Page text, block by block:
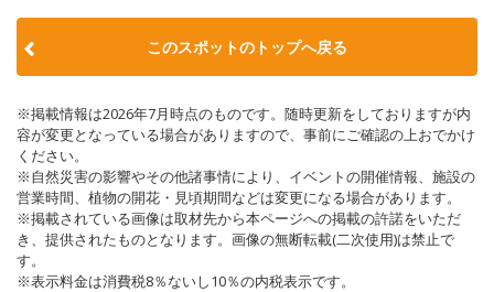
このスポットのトップへ戻る
※掲載情報は2026年7月時点のものです。随時更新をしておりますが内
容が変更となっている場合がありますので、事前にご確認の上おでかけ
ください。
※自然災害の影響やその他諸事情により、イベントの開催情報、施設の
営業時間、植物の開花・見頃期間などは変更になる場合があります。
※掲載されている画像は取材先から本ページへの掲載の許諾をいただ
き、提供されたものとなります。画像の無断転載(二次使用)は禁止で
す。
※表示料金は消費税8％ないし10％の内税表示です。